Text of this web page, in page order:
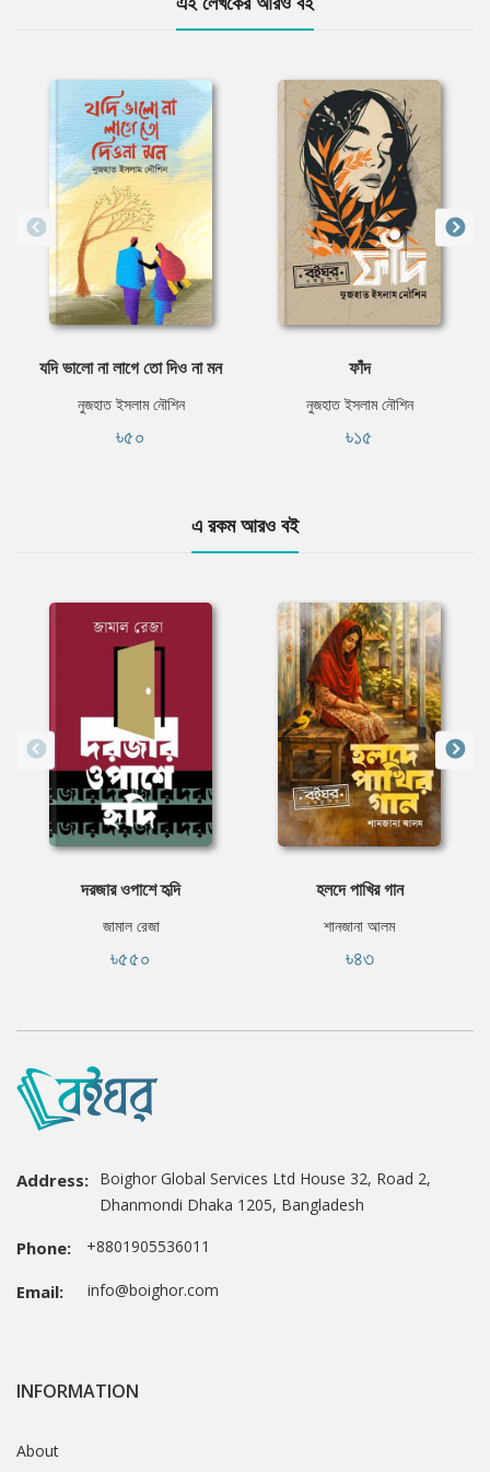
যদি ভালো না লাগে তো দিও না মন
নুজহাত ইসলাম নৌশিন
৳৫০
ফাঁদ
নুজহাত ইসলাম নৌশিন
৳১৫
এ রকম আরও বই
দরজার ওপাশে হৃদি
জামাল রেজা
৳৫৫০
হলদে পাখির গান
শানজানা আলম
৳৪৩
Address: Boighor Global Services Ltd House 32, Road 2,
Dhanmondi Dhaka 1205, Bangladesh
Phone: +8801905536011
Email: info@boighor.com
INFORMATION
About